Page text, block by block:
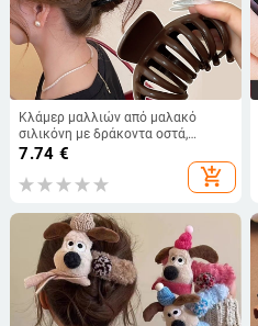
Κλάμερ μαλλιών από μαλακό
σιλικόνη με δράκοντα οστά,
γκριπερ μηχανισμός, διεργασία
έγχυσης καυσίμου, για γυναίκες,
αξεσουάρ κεφαλής
7.74 €
add_shopping_cart